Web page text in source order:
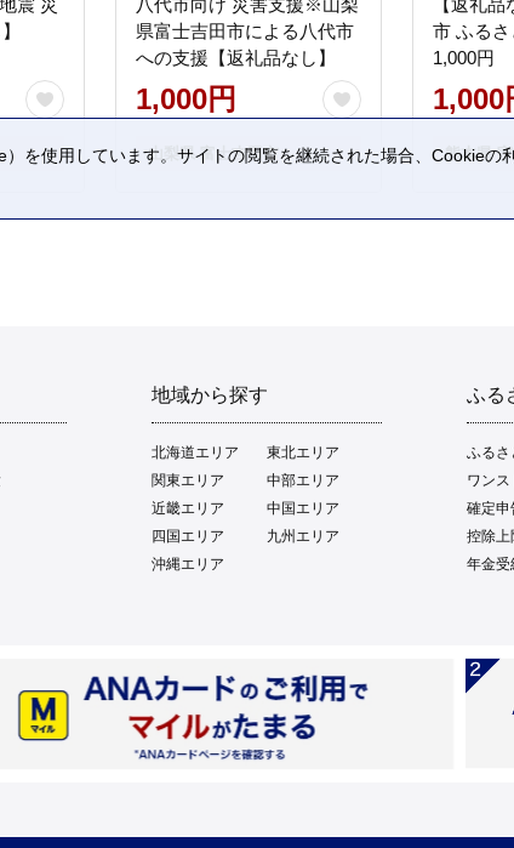
震 災
八代市向け 災害支援※山梨
県富士吉田市による八代市
への支援【返礼品なし】
1,000円
山梨県 富士吉田市
【返礼
市 ふる
1,000円
1,000
熊本県
地域から探す
北海道エリア
東北エリア
関東エリア
中部エリア
近畿エリア
中国エリア
四国エリア
九州エリア
沖縄エリア
ふる
ふるさ
ワン
確定申
控除上
年金受
を使用しています。サイトの閲覧を継続された場合、Cookieの